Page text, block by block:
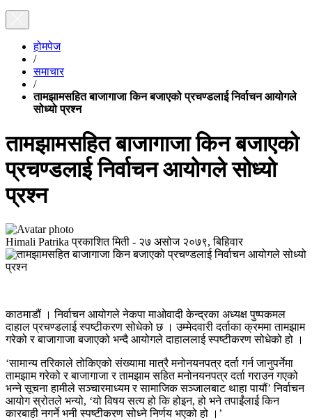
होमपेज
/
समाचार
/
तामझामसहित बाजागाजा किन बजाएको प्रचण्डलाई निर्वाचन आयोगले
सोध्यो प्रश्न
तामझामसहित बाजागाजा किन बजाएको
प्रचण्डलाई निर्वाचन आयोगले सोध्यो
प्रश्न
Himali Patrika प्रकाशित मिती - २७ असोज २०७९, बिहिवार
काठमाडौं । निर्वाचन आयोगले नेकपा माओवादी केन्द्रका अध्यक्ष पुष्पकमल
दाहाल प्रचण्डलाई स्पष्टीकरण सोधेको छ । उम्मेदवारी दर्ताका क्रममा तामझाम
गरेको र बाजागाजा बजाएको भन्दै आयोगले दाहाललाई स्पष्टीकरण सोधेको हो ।
‘सामान्य तरिकाले तोकिएको संख्यामा मात्रै मनोनयनपत्र दर्ता गर्न जानुपर्नेमा
तामझाम गरेको र बाजागाजा र तामझाम सहित मनोनयनपत्र दर्ता गराउन गएको
भन्ने सूचना हामीले सञ्चारमाध्यम र सामाजिक सञ्जालबाट थाहा पायौं’ निर्वाचन
आयोग स्रोतले भन्यो, ‘यो विषय सत्य हो कि होइन, हो भने तपाईंलाई किन
कारबाही नगर्ने भनी स्पष्टीकरण सोध्ने निर्णय भएको हो ।’